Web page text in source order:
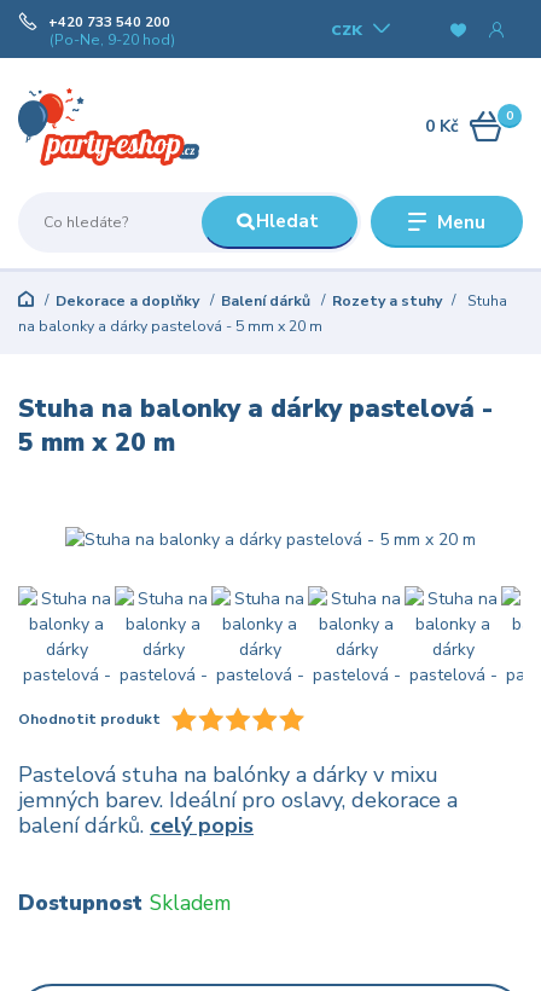
Menu
CZK
Hledat
+420 733 540 200
(Po-Ne, 9-20 hod)
0
0 Kč
Dekorace a doplňky Balení dárků Rozety a stuhy
Stuha
na balonky a dárky pastelová - 5 mm x 20 m
Stuha na balonky a dárky pastelová -
5 mm x 20 m
Ohodnotit produkt
Pastelová stuha na balónky a dárky v mixu
jemných barev. Ideální pro oslavy, dekorace a
balení dárků. celý popis
Dostupnost Skladem